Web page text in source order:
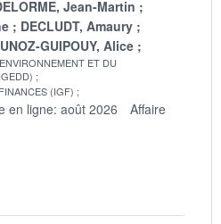
Jean-Martin
DECLUDT, Amaury
GUIPOUY, Alice
ET DU
(IGF)
en ligne: août 2026
Affaire